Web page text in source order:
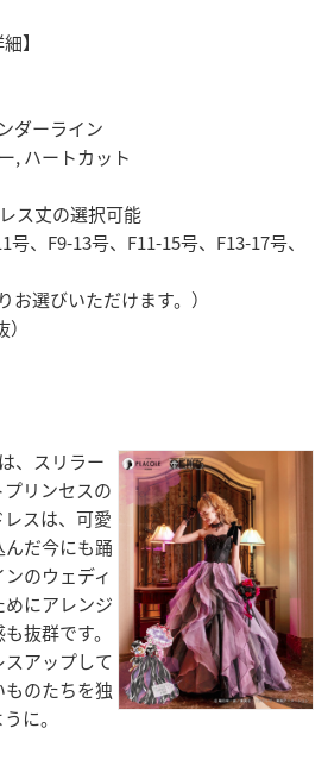
】
ダーライン
, ハートカット
ス丈の選択可能
号、F9-13号、F11-15号、F13-17号、
お選びいただけます。）
、スリラー
リンセスの
スは、可愛
だ今にも踊
のウェディ
にアレンジ
抜群です。
アップして
のたちを独
に。